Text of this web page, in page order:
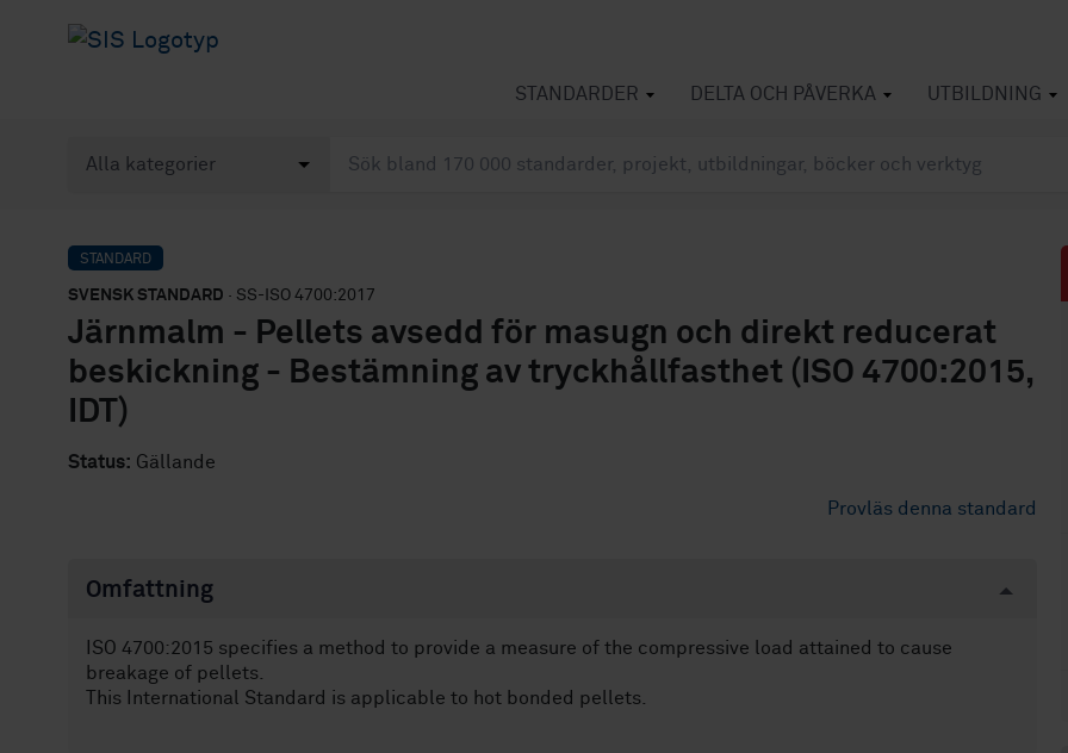
STANDARDER DELTA OCH PÅVERKA UTBILDNING
STANDARD
SVENSK STANDARD · SS-ISO 4700:2017
Järnmalm - Pellets avsedd för masugn och direkt reducerat
beskickning - Bestämning av tryckhållfasthet (ISO 4700:2015,
IDT)
Status: Gällande
Provläs denna standard
Omfattning
ISO 4700:2015 specifies a method to provide a measure of the compressive load attained to cause
breakage of pellets.
This International Standard is applicable to hot bonded pellets.